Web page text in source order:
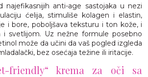
najefikasnijih anti-age sastojaka u nezi
ćelija, stimuliše kolagen i elastin,
i bore, poboljšava teksturu i ton kože, i
i svetlijom. Uz nežne formule posebno
može da učini da vaš pogled izgleda
bez osećaja težine ili iritacije.
friendly“ krema za oči sa